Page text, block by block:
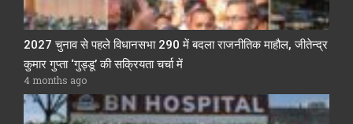
2027 चुनाव से पहले विधानसभा 290 में बदला राजनीतिक माहौल, जीतेन्द्र
कुमार गुप्ता ‘गुड्डू’ की सक्रियता चर्चा में
4 months ago